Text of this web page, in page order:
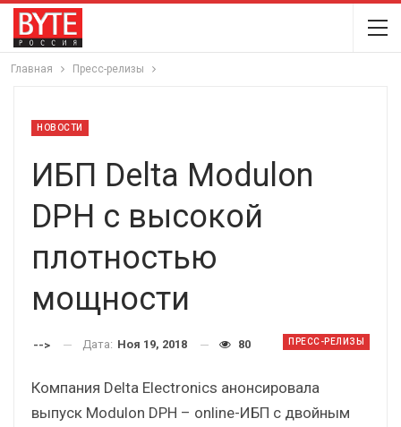
Главная Пресс-релизы
НОВОСТИ
ИБП Delta Modulon
DPH с высокой
плотностью
мощности
ПРЕСС-РЕЛИЗЫ
--> Дата: Ноя 19, 2018 80
Компания Delta Electronics анонсировала
выпуск Modulon DPH – online-ИБП с двойным